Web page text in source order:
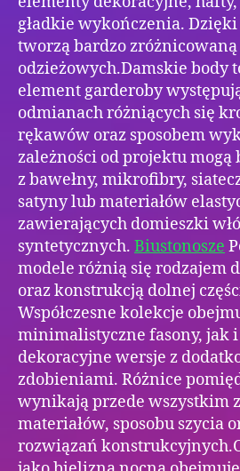
gładkie wykończenia.
tworzą bardzo
odzieżowych.Damskie body
element garderoby
odmianach różniących się
rękawów oraz sposobem
zależności od projektu
z bawełny, mikrofibry,
satyny lub materiałów
zawierających domieszki
syntetycznych. Biustonosze
modele różnią się rodzajem
oraz konstrukcją dolnej
Współczesne kolekcje
minimalistyczne fasony, jak
dekoracyjne wersje z
zdobieniami. Różnice
wynikają przede wszystkim
materiałów, sposobu szycia
rozwiązań